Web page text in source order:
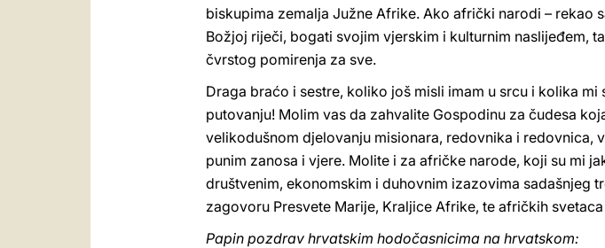
biskupima zemalja Južne Afrike. Ako afrički narodi – rekao
Božjoj riječi, bogati svojim vjerskim i kulturnim naslijeđem,
čvrstog pomirenja za sve.
Draga braćo i sestre, koliko još misli imam u srcu i kolika
putovanju! Molim vas da zahvalite Gospodinu za čudesa
velikodušnom djelovanju misionara, redovnika i redovnica,
punim zanosa i vjere. Molite i za afričke narode, koji su mi
društvenim, ekonomskim i duhovnim izazovima sadašnjeg
zagovoru Presvete Marije, Kraljice Afrike, te afričkih
Papin pozdrav hrvatskim hodočasnicima na hrvatskom: